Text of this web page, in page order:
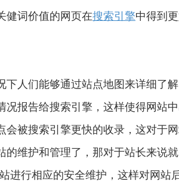
健词价值的网页在搜索引擎中得到
下人们能够通过站点地图来详细了
报告给搜索引擎，这样使得网站
被搜索引擎更快的收录，这对于网
维护和管理了，那对于站长来说
进行相应的安全维护，这样对网站